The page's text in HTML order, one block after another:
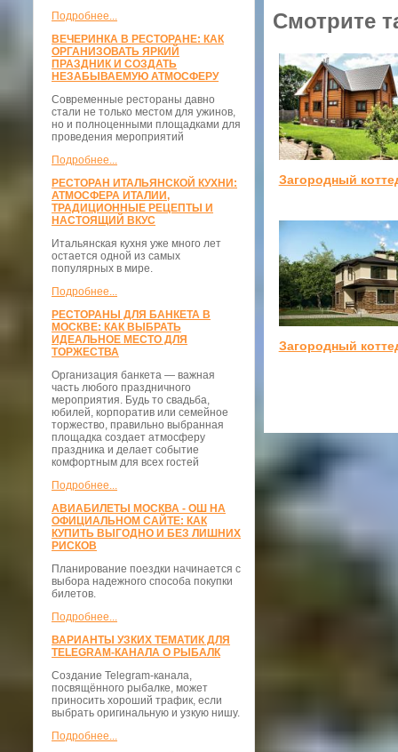
Подробнее...
ВЕЧЕРИНКА В РЕСТОРАНЕ: КАК
ОРГАНИЗОВАТЬ ЯРКИЙ
ПРАЗДНИК И СОЗДАТЬ
НЕЗАБЫВАЕМУЮ АТМОСФЕРУ
Современные рестораны давно
стали не только местом для ужинов,
но и полноценными площадками для
проведения мероприятий
Подробнее...
РЕСТОРАН ИТАЛЬЯНСКОЙ КУХНИ:
АТМОСФЕРА ИТАЛИИ,
ТРАДИЦИОННЫЕ РЕЦЕПТЫ И
НАСТОЯЩИЙ ВКУС
Итальянская кухня уже много лет
остается одной из самых
популярных в мире.
Подробнее...
РЕСТОРАНЫ ДЛЯ БАНКЕТА В
МОСКВЕ: КАК ВЫБРАТЬ
ИДЕАЛЬНОЕ МЕСТО ДЛЯ
ТОРЖЕСТВА
Организация банкета — важная
часть любого праздничного
мероприятия. Будь то свадьба,
юбилей, корпоратив или семейное
торжество, правильно выбранная
площадка создает атмосферу
праздника и делает событие
комфортным для всех гостей
Подробнее...
АВИАБИЛЕТЫ МОСКВА - ОШ НА
ОФИЦИАЛЬНОМ САЙТЕ: КАК
КУПИТЬ ВЫГОДНО И БЕЗ ЛИШНИХ
РИСКОВ
Планирование поездки начинается с
выбора надежного способа покупки
билетов.
Подробнее...
ВАРИАНТЫ УЗКИХ ТЕМАТИК ДЛЯ
TELEGRAM-КАНАЛА О РЫБАЛК
Создание Telegram-канала,
посвящённого рыбалке, может
приносить хороший трафик, если
выбрать оригинальную и узкую нишу.
Подробнее...
Смотрите
Загородный
Загородный